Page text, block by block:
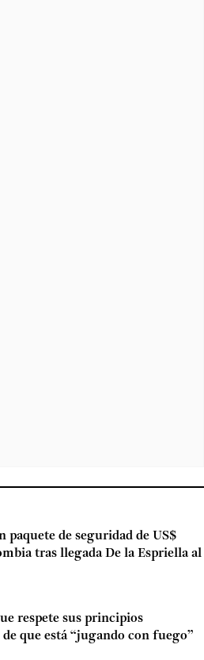
paquete de seguridad de US$
tras llegada De la Espriella al
respete sus principios
que está “jugando con fuego”